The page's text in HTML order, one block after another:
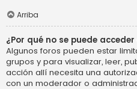
Arriba
¿Por qué no se puede
Algunos foros pueden estar
grupos y para visualizar, leer,
acción allí necesita una
con un moderador o